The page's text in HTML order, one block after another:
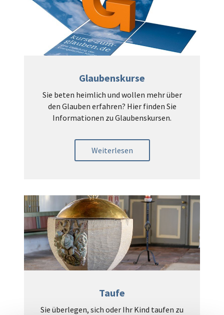
Glaubenskurse
Sie beten heimlich und wollen mehr über
den Glauben erfahren? Hier finden Sie
Informationen zu Glaubenskursen.
Weiterlesen
Taufe
Sie überlegen, sich oder Ihr Kind taufen zu